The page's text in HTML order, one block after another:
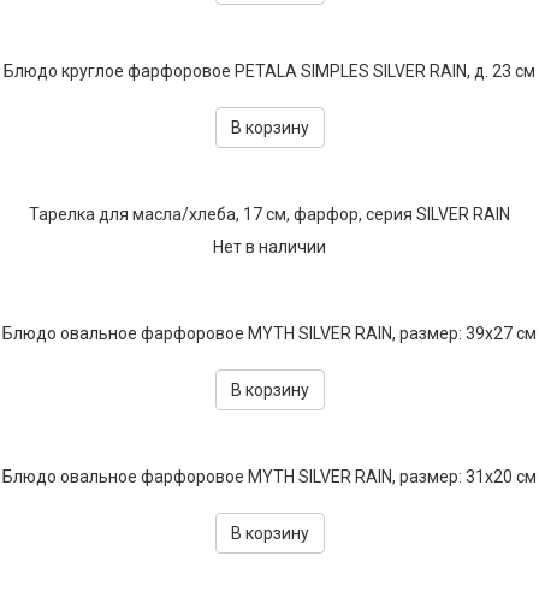
Блюдо круглое фарфоровое PETALA SIMPLES SILVER RAIN, д. 23 см
В корзину
Тарелка для масла/хлеба, 17 см, фарфор, серия SILVER RAIN
Нет в наличии
Блюдо овальное фарфоровое MYTH SILVER RAIN, размер: 39х27 см
В корзину
Блюдо овальное фарфоровое MYTH SILVER RAIN, размер: 31х20 см
В корзину